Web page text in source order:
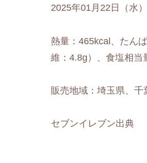
2025年01月22日（水
熱量：465kcal、たん
維：4.8g）、食塩相当
販売地域：埼玉県、
セブンイレブン出典